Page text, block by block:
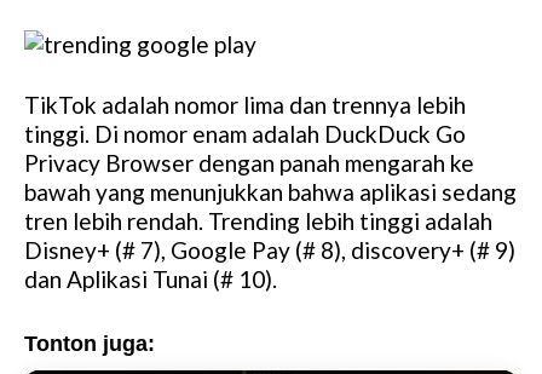
TikTok adalah nomor lima dan trennya lebih
tinggi. Di nomor enam adalah DuckDuck Go
Privacy Browser dengan panah mengarah ke
bawah yang menunjukkan bahwa aplikasi sedang
tren lebih rendah. Trending lebih tinggi adalah
Disney+ (# 7), Google Pay (# 8), discovery+ (# 9)
dan Aplikasi Tunai (# 10).
Tonton juga: